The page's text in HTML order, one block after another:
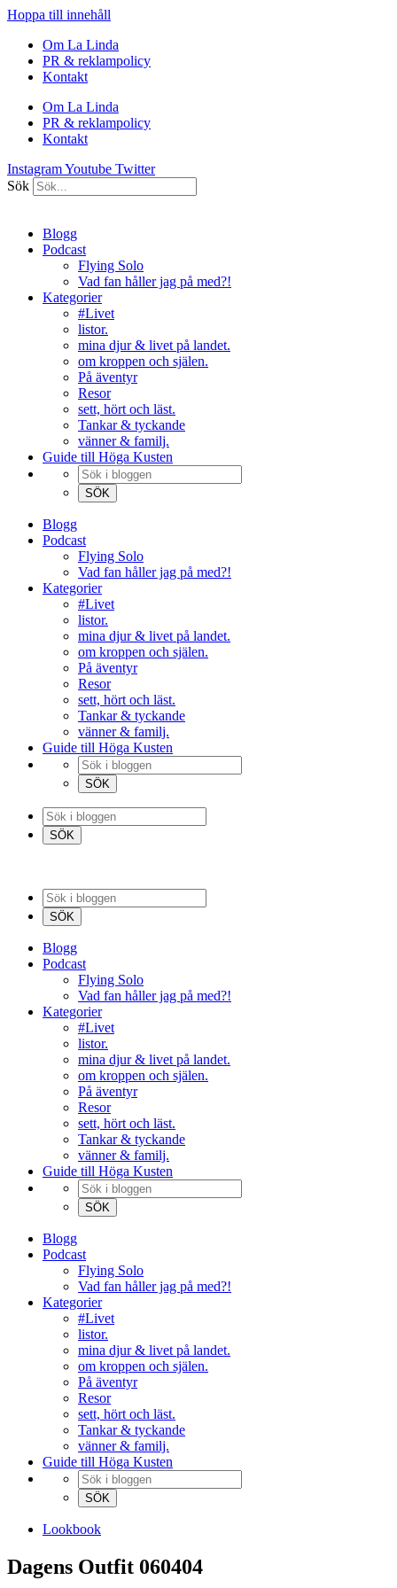
Hoppa till innehåll
Om La Linda
PR & reklampolicy
Kontakt
Om La Linda
PR & reklampolicy
Kontakt
InstagramYoutube Twitter
Sök
Blogg
Podcast
Flying Solo
Vad fan håller jag på med?!
Kategorier
#Livet
listor.
mina djur & livet på landet.
om kroppen och själen.
På äventyr
Resor
sett, hört och läst.
Tankar & tyckande
vänner & familj.
Guide till Höga Kusten
Blogg
Podcast
Flying Solo
Vad fan håller jag på med?!
Kategorier
#Livet
listor.
mina djur & livet på landet.
om kroppen och själen.
På äventyr
Resor
sett, hört och läst.
Tankar & tyckande
vänner & familj.
Guide till Höga Kusten
Blogg
Podcast
Flying Solo
Vad fan håller jag på med?!
Kategorier
#Livet
listor.
mina djur & livet på landet.
om kroppen och själen.
På äventyr
Resor
sett, hört och läst.
Tankar & tyckande
vänner & familj.
Guide till Höga Kusten
Blogg
Podcast
Flying Solo
Vad fan håller jag på med?!
Kategorier
#Livet
listor.
mina djur & livet på landet.
om kroppen och själen.
På äventyr
Resor
sett, hört och läst.
Tankar & tyckande
vänner & familj.
Guide till Höga Kusten
Lookbook
Dagens Outfit 060404